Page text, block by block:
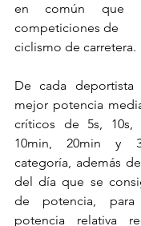
en común que
competiciones de
ciclismo de carretera.
De cada
mejor potencia
críticos de 5s, 10s,
10min, 20min y
categoría, además
del día que se
de potencia,
potencia relativa